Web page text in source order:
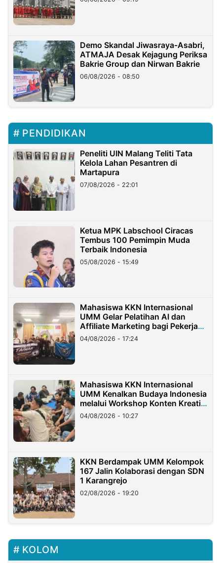
Demo Skandal Jiwasraya-Asabri,
ATMAJA Desak Kejagung Periksa
Bakrie Group dan Nirwan Bakrie
06/08/2026 - 08:50
PENDIDIKAN
Peneliti UIN Malang Teliti Tata
Kelola Lahan Pesantren di
Martapura
07/08/2026 - 22:01
Ketua MPK Labschool Ciracas
Tembus 100 Pemimpin Muda
Terbaik Indonesia
05/08/2026 - 15:49
Mahasiswa KKN Internasional
UMM Gelar Pelatihan AI dan
Affiliate Marketing bagi Pekerja
Migran Indonesia di Taiwan
04/08/2026 - 17:24
Mahasiswa KKN Internasional
UMM Kenalkan Budaya Indonesia
melalui Workshop Konten Kreatif
di Taiwan
04/08/2026 - 10:27
KKN Berdampak UMM Kelompok
167 Jalin Kolaborasi dengan SDN
1 Karangrejo
02/08/2026 - 19:20
KOLOM